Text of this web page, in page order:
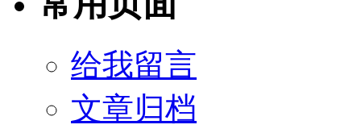
给我留言
文章归档